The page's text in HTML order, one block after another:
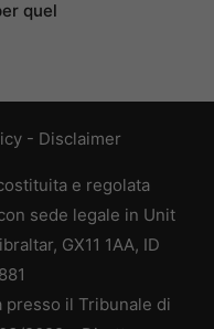
quel
- Disclaimer
e regolata
sede legale in Unit
GX11 1AA, ID
presso il Tribunale di